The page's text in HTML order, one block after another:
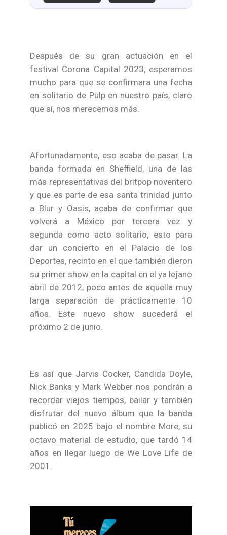
Después de su gran actuación en el
festival Corona Capital 2023, esperamos
mucho para que se confirmara una fecha
en solitario de Pulp en nuestro país, claro
que sí, nos merecemos más.
Afortunadamente, eso acaba de pasar. La
banda formada en Sheffield, una de las
más representativas del britpop noventero
y que es parte de esa santa trinidad junto
a Blur y Oasis, acaba de confirmar que
volverá a México por tercera vez y
segunda como acto solitario; esto para
dar un concierto en el Palacio de los
Deportes, recinto en el que también dieron
su primer show en la capital en el ya lejano
abril de 2012, poco antes de aquella muy
larga separación de prácticamente 10
años. Este nuevo show sucederá el
próximo 2 de junio.
Es así que Jarvis Cocker, Candida Doyle,
Nick Banks y Mark Webber nos pondrán a
recordar viejos tiempos, bailar y también
disfrutar del nuevo álbum que la banda
publicó en 2025 bajo el nombre More, su
octavo material de estudio, que tardó 14
años en llegar luego de We Love Life de
2001.